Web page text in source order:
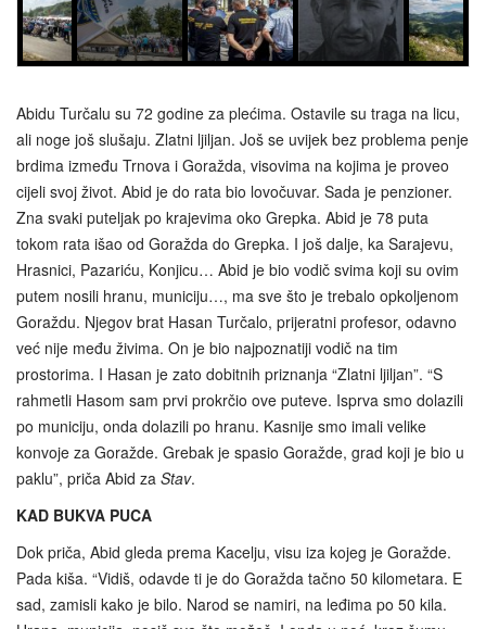
Abidu Turčalu su 72 godine za plećima. Ostavile su traga na licu,
ali noge još slušaju. Zlatni ljiljan. Još se uvijek bez problema penje
brdima između Trnova i Goražda, visovima na kojima je proveo
cijeli svoj život. Abid je do rata bio lovočuvar. Sada je penzioner.
Zna svaki puteljak po krajevima oko Grepka. Abid je 78 puta
tokom rata išao od Goražda do Grepka. I još dalje, ka Sarajevu,
Hrasnici, Pazariću, Konjicu… Abid je bio vodič svima koji su ovim
putem nosili hranu, municiju…, ma sve što je trebalo opkoljenom
Goraždu. Njegov brat Hasan Turčalo, prijeratni profesor, odavno
već nije među živima. On je bio najpoznatiji vodič na tim
prostorima. I Hasan je zato dobitnih priznanja “Zlatni ljiljan”. “S
rahmetli Hasom sam prvi prokrčio ove puteve. Isprva smo dolazili
po municiju, onda dolazili po hranu. Kasnije smo imali velike
konvoje za Goražde. Grebak je spasio Goražde, grad koji je bio u
paklu”, priča Abid za Stav.
KAD BUKVA PUCA
Dok priča, Abid gleda prema Kacelju, visu iza kojeg je Goražde.
Pada kiša. “Vidiš, odavde ti je do Goražda tačno 50 kilometara. E
sad, zamisli kako je bilo. Narod se namiri, na leđima po 50 kila.